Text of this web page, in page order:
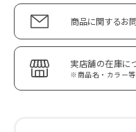
商品に関するお
実店舗の在庫に
※商品名・カラー